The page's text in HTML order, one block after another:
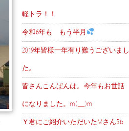
軽トラ！！
令和6年も もう半月
2019年皆様一年有り難うございまし
た。
皆さんこんばんは。今年もお世話
になりました。m(__)m
Ｙ君にご紹介いただいたMさんBb